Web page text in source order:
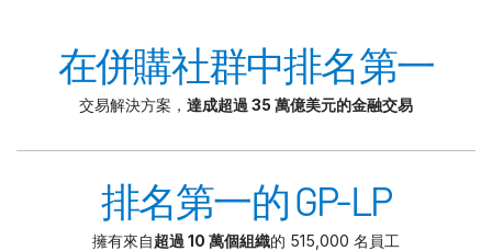
在併購社群中排名第一
交易解決方案， 達成超過 35 萬億美元的金融交易
排名第一的 GP-LP
擁有來自超過 10 萬個組織的 515,000 名員工